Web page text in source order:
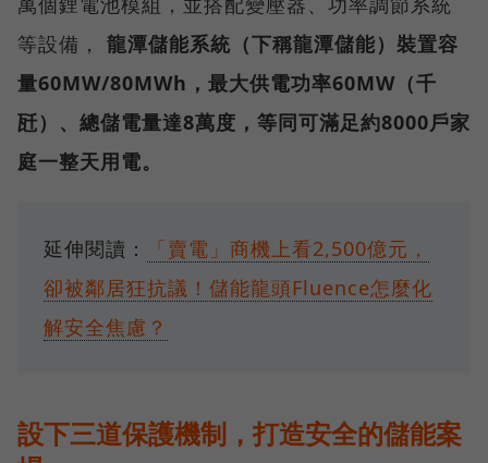
等設備， 龍潭儲能系統（下稱龍潭儲能）裝置容
量60MW/80MWh，最大供電功率60MW（千
瓩）、總儲電量達8萬度，等同可滿足約8000戶家
庭一整天用電。
延伸閱讀：
「賣電」商機上看2,500億元，
卻被鄰居狂抗議！儲能龍頭Fluence怎麼化
解安全焦慮？
設下三道保護機制，打造安全的儲能案